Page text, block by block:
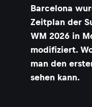
Barcelona
Zeitplan der
WM 2026 in
modifiziert.
man den
sehen kann.